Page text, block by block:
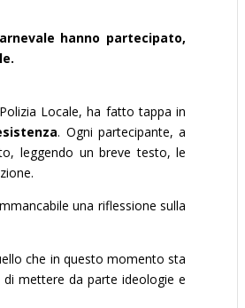
hanno partecipato,
Locale, ha fatto tappa in
. Ogni partecipante, a
leggendo un breve testo, le
una riflessione sulla
che in questo momento sta
mettere da parte ideologie e